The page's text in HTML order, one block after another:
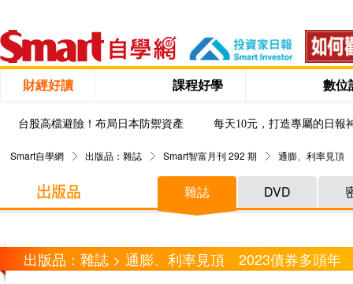
財經好讀 課程好學 數位
台股高檔避險！布局日本防禦資產 每天10元，打造專屬的日報
Smart自學網 出版品：雜誌 Smart智富月刊 292 期 通膨、利率見頂
雜誌 DVD
出版品：雜誌 > 通膨、利率見頂 2023債券多頭年